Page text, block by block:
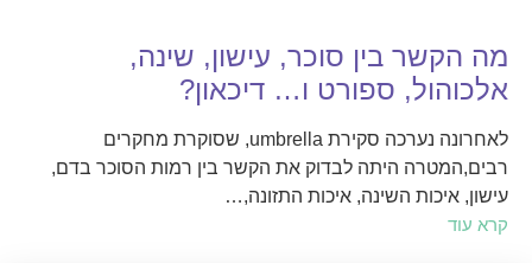
מה הקשר בין סוכר, עישון, שינה,
אלכוהול, ספורט ו… דיכאון?
לאחרונה נערכה סקירת umbrella, שסוקרת מחקרים
רבים,המטרה היתה לבדוק את הקשר בין רמות הסוכר בדם,
עישון, איכות השינה, איכות התזונה,…
קרא עוד